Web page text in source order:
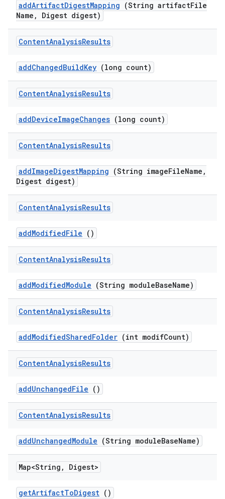
addArtifactDigestMapping (String artifactFile
Name , Digest digest)
ContentAnalysisResults
addChangedBuildKey (long count)
ContentAnalysisResults
addDeviceImageChanges (long count)
ContentAnalysisResults
addImageDigestMapping (String imageFileName ,
Digest digest)
ContentAnalysisResults
addModifiedFile ()
ContentAnalysisResults
addModifiedModule (String moduleBaseName)
ContentAnalysisResults
addModifiedSharedFolder (int modifCount)
ContentAnalysisResults
addUnchangedFile ()
ContentAnalysisResults
addUnchangedModule (String moduleBaseName)
Map<String , Digest>
getArtifactToDigest ()